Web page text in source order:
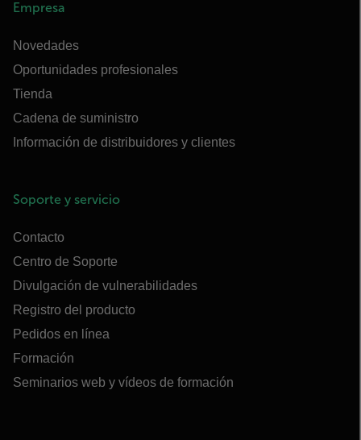
Empresa
Novedades
Oportunidades profesionales
Tienda
Cadena de suministro
Información de distribuidores y clientes
Soporte y servicio
Contacto
Centro de Soporte
Divulgación de vulnerabilidades
Registro del producto
Pedidos en línea
Formación
Seminarios web y vídeos de formación